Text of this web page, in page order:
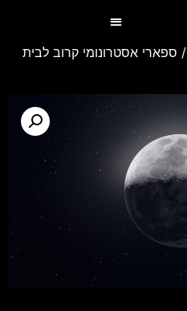
/ ספארי אסטרונומי קרוב לבית